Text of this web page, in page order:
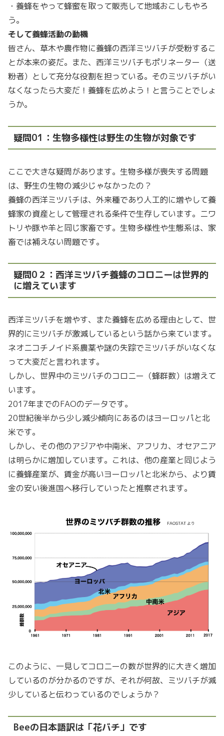
・養蜂をやって蜂蜜を取って販売して地域おこしもやろ
う。
そして養蜂活動の動機
皆さん、草木や農作物に養蜂の西洋ミツバチが受粉するこ
とが本来の姿だ。また、西洋ミツバチもポリネーター（送
粉者）として充分な役割を担っている。そのミツバチがい
なくなったら大変だ！養蜂を広めよう！と言うことでしょ
うか。
疑問01：生物多様性は野生の生物が対象です
ここで大きな疑問があります。生物多様が喪失する問題
は、野生の生物の減少じゃなかったの？
養蜂の西洋ミツバチは、外来種であり人工的に増やして養
蜂家の資産として管理される条件で生存しています。ニワ
トリや豚や羊と同じ家畜です。生物多様性や生態系は、家
畜では補えない問題です。
疑問0２：西洋ミツバチ養蜂のコロニーは世界的
に増えています
西洋ミツバチを増やす、また養蜂を広める理由として、世
界的にミツバチが激減しているという話から来ています。
ネオニコチノイド系農薬や謎の失踪でミツバチがいなくな
って大変だと言われます。
しかし、世界中のミツバチのコロニー（蜂群数）は増えて
います。
2017年までのFAOのデータです。
20世紀後半から少し減少傾向にあるのはヨーロッパと北
米です。
しかし、その他のアジアや中南米、アフリカ、オセアニア
は明らかに増加しています。これは、他の産業と同じよう
に養蜂産業が、賃金が高いヨーロッパと北米から、より賃
金の安い後進国へ移行していったと推察されます。
このように、一見してコロニーの数が世界的に大きく増加
しているのが分かるのですが、それが何故、ミツバチが減
少していると伝わっているのでしょうか？
Beeの日本語訳は「花バチ」です